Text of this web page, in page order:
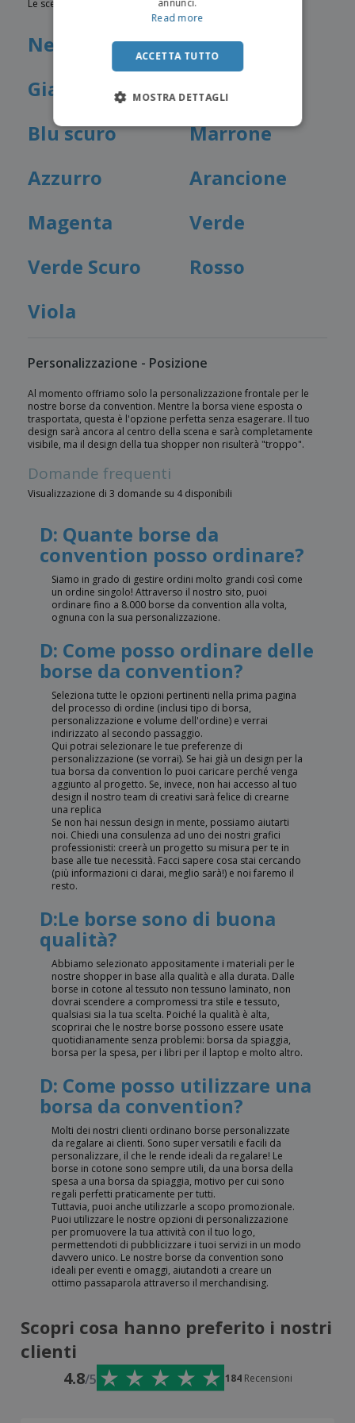
Le scelte di colori attualmente disponibili sono le seguenti:
Nero
Bianco
Giallo
Blu
Blu scuro
Marrone
Azzurro
Arancione
Magenta
Verde
Verde Scuro
Rosso
Viola
Personalizzazione - Posizione
Al momento offriamo solo la personalizzazione frontale per le
nostre borse da convention. Mentre la borsa viene esposta o
trasportata, questa è l'opzione perfetta senza esagerare. Il tuo
design sarà ancora al centro della scena e sarà completamente
visibile, ma il design della tua shopper non risulterà "troppo".
Domande frequenti
Visualizzazione di 3 domande su 4 disponibili
D: Quante borse da
convention posso ordinare?
Siamo in grado di gestire ordini molto grandi così come
un ordine singolo! Attraverso il nostro sito, puoi
ordinare fino a 8.000 borse da convention alla volta,
ognuna con la sua personalizzazione.
D: Come posso ordinare delle
borse da convention?
Seleziona tutte le opzioni pertinenti nella prima pagina
del processo di ordine (inclusi tipo di borsa,
personalizzazione e volume dell'ordine) e verrai
indirizzato al secondo passaggio.
Qui potrai selezionare le tue preferenze di
personalizzazione (se vorrai). Se hai già un design per la
tua borsa da convention lo puoi caricare perché venga
aggiunto al progetto. Se, invece, non hai accesso al tuo
design il nostro team di creativi sarà felice di crearne
una replica
Se non hai nessun design in mente, possiamo aiutarti
noi. Chiedi una consulenza ad uno dei nostri grafici
professionisti: creerà un progetto su misura per te in
base alle tue necessità. Facci sapere cosa stai cercando
(più informazioni ci darai, meglio sarà!) e noi faremo il
resto.
D:Le borse sono di buona
qualità?
Abbiamo selezionato appositamente i materiali per le
nostre shopper in base alla qualità e alla durata. Dalle
borse in cotone al tessuto non tessuno laminato, non
dovrai scendere a compromessi tra stile e tessuto,
qualsiasi sia la tua scelta. Poiché la qualità è alta,
scoprirai che le nostre borse possono essere usate
quotidianamente senza problemi: borsa da spiaggia,
borsa per la spesa, per i libri per il laptop e molto altro.
D: Come posso utilizzare una
borsa da convention?
Molti dei nostri clienti ordinano borse personalizzate
da regalare ai clienti. Sono super versatili e facili da
personalizzare, il che le rende ideali da regalare! Le
borse in cotone sono sempre utili, da una borsa della
spesa a una borsa da spiaggia, motivo per cui sono
regali perfetti praticamente per tutti.
Tuttavia, puoi anche utilizzarle a scopo promozionale.
Puoi utilizzare le nostre opzioni di personalizzazione
per promuovere la tua attività con il tuo logo,
permettendoti di pubblicizzare i tuoi servizi in un modo
davvero unico. Le nostre borse da convention sono
ideali per eventi e omaggi, aiutandoti a creare un
ottimo passaparola attraverso il merchandising.
Scopri cosa hanno preferito i nostri
clienti
4.8/5 184 Recensioni
Read more
ACCETTA TUTTO
MOSTRA DETTAGLI